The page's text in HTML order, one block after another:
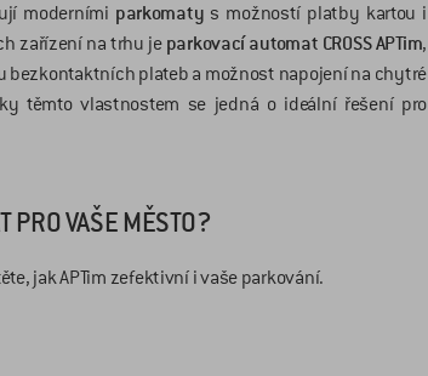
moderními parkomaty s možností platby kartou i
zařízení na trhu je parkovací automat CROSS APTim,
plateb a možnost napojení na chytré
těmto vlastnostem se jedná o ideální řešení pro
PRO VAŠE MĚSTO?
jak APTim zefektivní i vaše parkování.